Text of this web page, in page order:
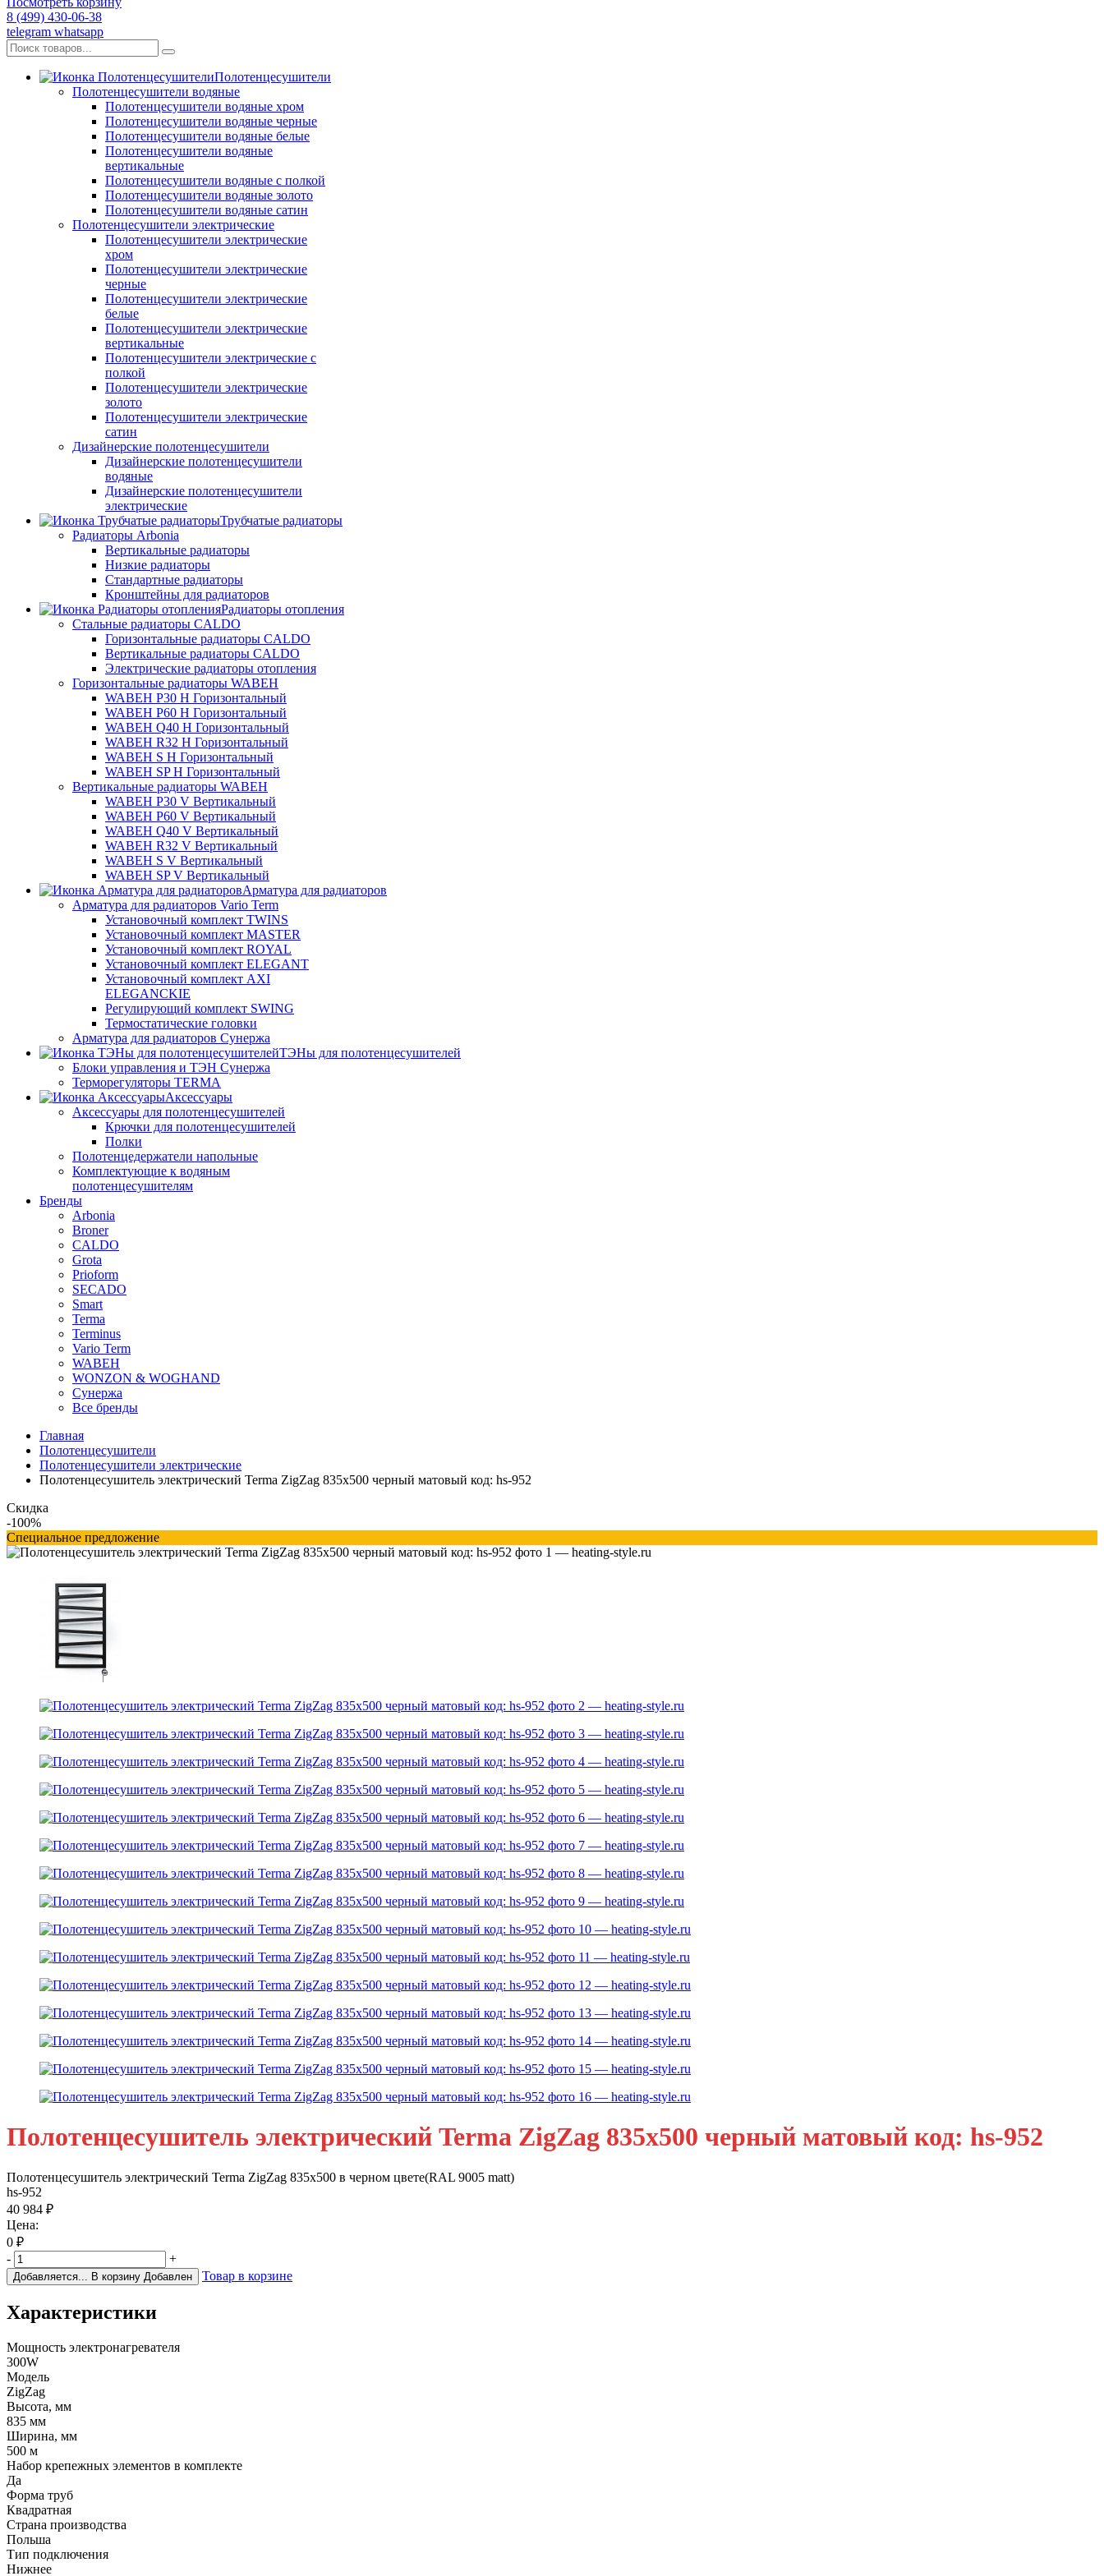
8 (499) 430-06-38
telegram whatsapp
Полотенцесушители
Полотенцесушители водяные
Полотенцесушители водяные хром
Полотенцесушители водяные черные
Полотенцесушители водяные белые
Полотенцесушители водяные
вертикальные
Полотенцесушители водяные с полкой
Полотенцесушители водяные золото
Полотенцесушители водяные сатин
Полотенцесушители электрические
Полотенцесушители электрические
хром
Полотенцесушители электрические
черные
Полотенцесушители электрические
белые
Полотенцесушители электрические
вертикальные
Полотенцесушители электрические с
полкой
Полотенцесушители электрические
золото
Полотенцесушители электрические
сатин
Дизайнерские полотенцесушители
Дизайнерские полотенцесушители
водяные
Дизайнерские полотенцесушители
электрические
Трубчатые радиаторы
Радиаторы Arbonia
Вертикальные радиаторы
Низкие радиаторы
Стандартные радиаторы
Кронштейны для радиаторов
Радиаторы отопления
Стальные радиаторы CALDO
Горизонтальные радиаторы CALDO
Вертикальные радиаторы CALDO
Электрические радиаторы отопления
Горизонтальные радиаторы WABEH
WABEH P30 H Горизонтальный
WABEH P60 H Горизонтальный
WABEH Q40 H Горизонтальный
WABEH R32 H Горизонтальный
WABEH S H Горизонтальный
WABEH SP H Горизонтальный
Вертикальные радиаторы WABEH
WABEH P30 V Вертикальный
WABEH P60 V Вертикальный
WABEH Q40 V Вертикальный
WABEH R32 V Вертикальный
WABEH S V Вертикальный
WABEH SP V Вертикальный
Арматура для радиаторов
Арматура для радиаторов Vario Term
Установочный комплект TWINS
Установочный комплект MASTER
Установочный комплект ROYAL
Установочный комплект ELEGANT
Установочный комплект AXI
ELEGANCKIE
Регулирующий комплект SWING
Термостатические головки
Арматура для радиаторов Сунержа
ТЭНы для полотенцесушителей
Блоки управления и ТЭН Сунержа
Терморегуляторы TERMA
Аксессуары
Аксессуары для полотенцесушителей
Крючки для полотенцесушителей
Полки
Полотенцедержатели напольные
Комплектующие к водяным
полотенцесушителям
Бренды
Arbonia
Broner
CALDO
Grota
Prioform
SECADO
Smart
Terma
Terminus
Vario Term
WABEH
WONZON & WOGHAND
Сунержа
Все бренды
Главная
Полотенцесушители
Полотенцесушители электрические
Полотенцесушитель электрический Terma ZigZag 835x500 черный матовый код: hs-952
Скидка
-100%
Специальное предложение
Полотенцесушитель электрический Terma ZigZag 835x500 черный матовый код: hs-952
Полотенцесушитель электрический Terma ZigZag 835x500 в черном цвете(RAL 9005 matt)
hs-952
40 984 ₽
Цена:
0 ₽
-
+
Добавляется... В корзину Добавлен Товар в корзине
Характеристики
Мощность электронагревателя
300W
Модель
ZigZag
Высота, мм
835 мм
Ширина, мм
500 м
Набор крепежных элементов в комплекте
Да
Форма труб
Квадратная
Страна производства
Польша
Тип подключения
Нижнее